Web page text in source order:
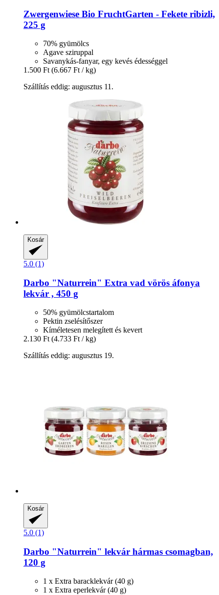
Zwergenwiese Bio FruchtGarten -​ Fekete ribizli,
225 g
70% gyümölcs
Agave sziruppal
Savanykás-fanyar, egy kevés édességgel
1.500 Ft (6.667 Ft / kg)
Szállítás eddig: augusztus 11.
Kosár
5.0 (1)
Darbo "Naturrein" Extra vad vörös áfonya
lekvár , 450 g
50% gyümölcstartalom
Pektin zselésítőszer
Kíméletesen melegített és kevert
2.130 Ft (4.733 Ft / kg)
Szállítás eddig: augusztus 19.
Kosár
5.0 (1)
Darbo "Naturrein" lekvár hármas csomagban,
120 g
1 x Extra baracklekvár (40 g)
1 x Extra eperlekvár (40 g)